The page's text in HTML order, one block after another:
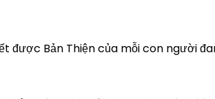
được Bản Thiện của mỗi con người